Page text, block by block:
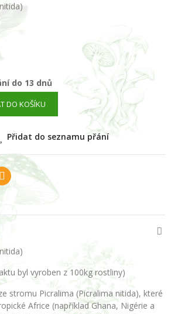
do 13 dnů
DO KOŠÍKU
Přidat do seznamu přání
byl vyroben z 100kg rostliny)
stromu Picralima (Picralima nitida), které
Africe (například Ghana, Nigérie a